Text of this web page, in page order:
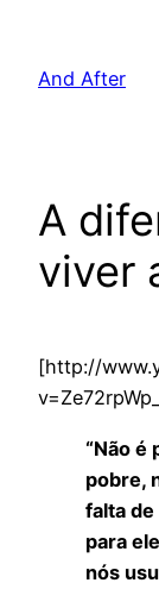
And After
A
viver
[http://
“Não é
pobre,
falta
para
nós